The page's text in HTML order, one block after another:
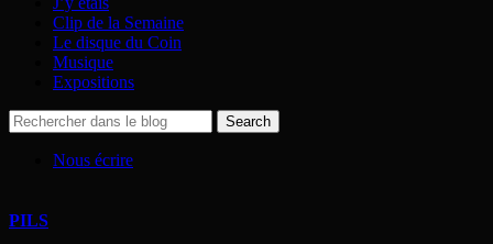
Clip de la Semaine
Le disque du Coin
Musique
Expositions
Nous écrire
PILS